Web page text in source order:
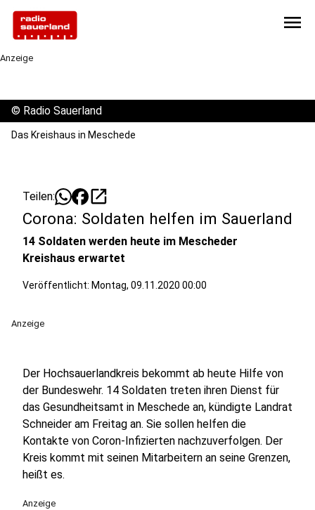
menu
Anzeige
© Radio Sauerland
Das Kreishaus in Meschede
Teilen: open_in_new
Corona: Soldaten helfen im Sauerland
14 Soldaten werden heute im Mescheder
Kreishaus erwartet
Veröffentlicht: Montag, 09.11.2020 00:00
Anzeige
Der Hochsauerlandkreis bekommt ab heute Hilfe von
der Bundeswehr. 14 Soldaten treten ihren Dienst für
das Gesundheitsamt in Meschede an, kündigte Landrat
Schneider am Freitag an. Sie sollen helfen die
Kontakte von Coron-Infizierten nachzuverfolgen. Der
Kreis kommt mit seinen Mitarbeitern an seine Grenzen,
heißt es.
Anzeige